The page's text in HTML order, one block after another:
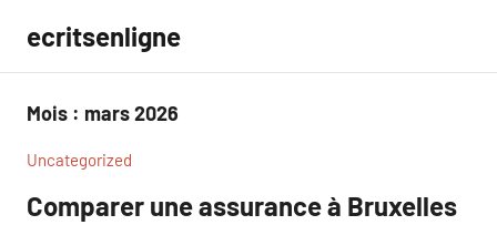
contenu
ecritsenligne
Mois : mars 2026
Uncategorized
Comparer une assurance à Bruxelles